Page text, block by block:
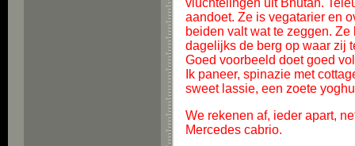
vluchtelingen uit Bhutan.
aandoet. Ze is vegatarier en
beiden valt wat te zeggen.
dagelijks de berg op waar zij
Goed voorbeeld doet goed
Ik paneer, spinazie met
sweet lassie, een zoete
We rekenen af, ieder apart,
Mercedes cabrio.